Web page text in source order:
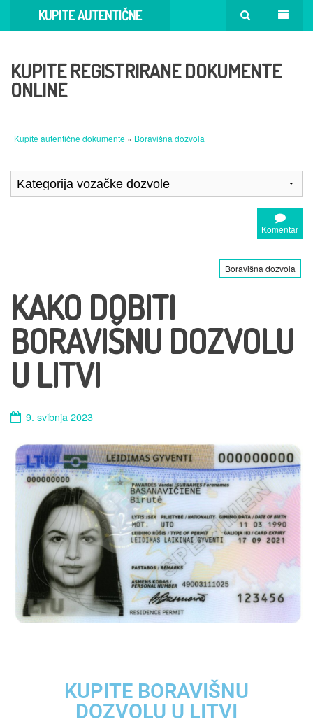
KUPITE AUTENTIČNE
KUPITE REGISTRIRANE DOKUMENTE
ONLINE
Kupite autentične dokumente » Boravišna dozvola
Komentar
Boravišna dozvola
KAKO DOBITI
BORAVIŠNU DOZVOLU
U LITVI
9. svibnja 2023
KUPITE BORAVIŠNU
DOZVOLU U LITVI